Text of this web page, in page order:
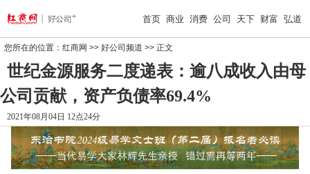
首页 商业 消费 公司 天下 财富 弘道
您所在的位置： 红商网 >> 好公司频道 >> 正文
世纪金源服务二度递表：逾八成收入由母
公司贡献，资产负债率69.4%
2021年08月04日 12点24分